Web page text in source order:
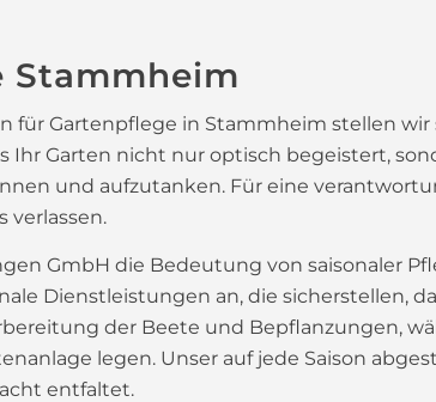
Stammheim
Gartenpflege in Stammheim stellen wir
Ihr Garten nicht nur optisch begeistert,
und aufzutanken. Für eine
verlassen.
GmbH die Bedeutung von saisonaler
Dienstleistungen an, die sicherstellen,
der Beete und Bepflanzungen,
legen. Unser auf jede Saison
entfaltet.